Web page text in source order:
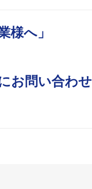
様へ」
お問い合わせ